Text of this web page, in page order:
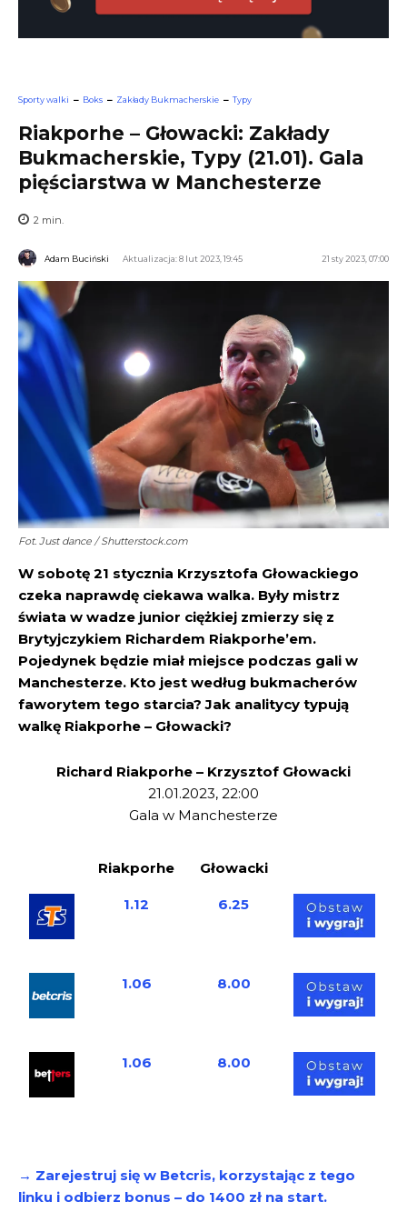
Sporty walki Boks Zakłady Bukmacherskie Typy
Riakporhe – Głowacki: Zakłady
Bukmacherskie, Typy (21.01). Gala
pięściarstwa w Manchesterze
2 min.
Adam Buciński Aktualizacja: 8 lut 2023, 19:45 21 sty 2023, 07:00
Fot. Just dance / Shutterstock.com
W sobotę 21 stycznia Krzysztofa Głowackiego
czeka naprawdę ciekawa walka. Były mistrz
świata w wadze junior ciężkiej zmierzy się z
Brytyjczykiem Richardem Riakporhe’em.
Pojedynek będzie miał miejsce podczas gali w
Manchesterze. Kto jest według bukmacherów
faworytem tego starcia? Jak analitycy typują
walkę Riakporhe – Głowacki?
Richard Riakporhe – Krzysztof Głowacki
21.01.2023, 22:00
Gala w Manchesterze
Riakporhe Głowacki
1.12 6.25
1.06 8.00
1.06 8.00
→ Zarejestruj się w Betcris, korzystając z tego
linku i odbierz bonus – do 1400 zł na start.